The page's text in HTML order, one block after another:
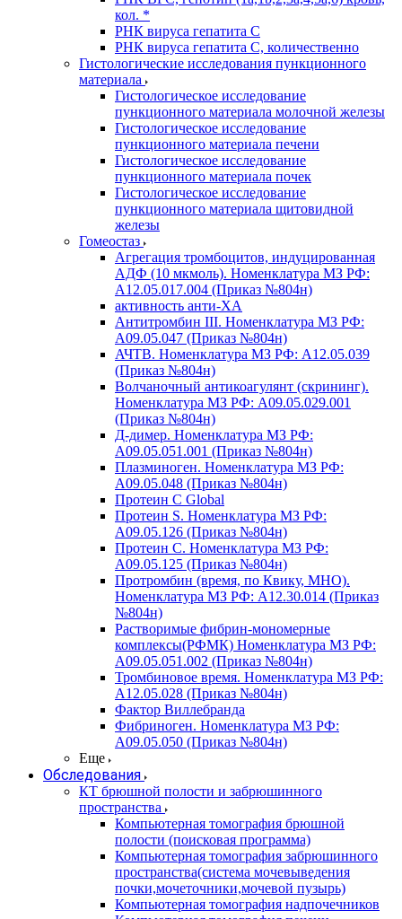
кол. *
РНК вируса гепатита C
РНК вируса гепатита C, количественно
Гистологические исследования пункционного
материала
Гистологическое исследование
пункционного материала молочной железы
Гистологическое исследование
пункционного материала печени
Гистологическое исследование
пункционного материала почек
Гистологическое исследование
пункционного материала щитовидной
железы
Гомеостаз
Агрегация тромбоцитов, индуцированная
АДФ (10 мкмоль). Номенклатура МЗ РФ:
A12.05.017.004 (Приказ №804н)
активность анти-ХА
Антитромбин III. Номенклатура МЗ РФ:
A09.05.047 (Приказ №804н)
АЧТВ. Номенклатура МЗ РФ: A12.05.039
(Приказ №804н)
Волчаночный антикоагулянт (скрининг).
Номенклатура МЗ РФ: A09.05.029.001
(Приказ №804н)
Д-димер. Номенклатура МЗ РФ:
A09.05.051.001 (Приказ №804н)
Плазминоген. Номенклатура МЗ РФ:
A09.05.048 (Приказ №804н)
Протеин C Global
Протеин S. Номенклатура МЗ РФ:
A09.05.126 (Приказ №804н)
Протеин С. Номенклатура МЗ РФ:
A09.05.125 (Приказ №804н)
Протромбин (время, по Квику, МНО).
Номенклатура МЗ РФ: A12.30.014 (Приказ
№804н)
Растворимые фибрин-мономерные
комплексы(РФМК) Номенклатура МЗ РФ:
A09.05.051.002 (Приказ №804н)
Тромбиновое время. Номенклатура МЗ РФ:
A12.05.028 (Приказ №804н)
Фактор Виллебранда
Фибриноген. Номенклатура МЗ РФ:
A09.05.050 (Приказ №804н)
Еще
Обследования
КТ брюшной полости и забрюшинного
пространства
Компьютерная томография брюшной
полости (поисковая программа)
Компьютерная томография забрюшинного
пространства(система мочевыведения
почки,мочеточники,мочевой пузырь)
Компьютерная томография надпочечников